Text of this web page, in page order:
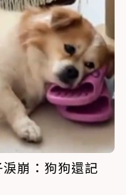
崩：狗狗還記